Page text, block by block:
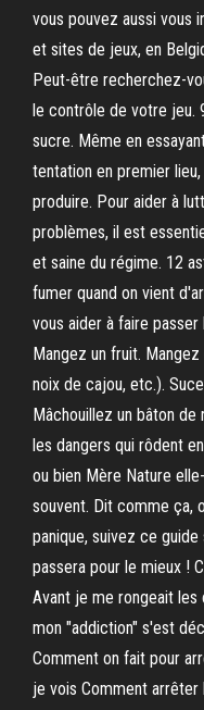
vous pouvez aussi vous
et sites de jeux, en
Peut-être recherchez-
le contrôle de votre jeu.
sucre. Même en
tentation en premier
produire. Pour aider à
problèmes, il est
et saine du régime. 12
fumer quand on vient
vous aider à faire
Mangez un fruit.
noix de cajou, etc.).
Mâchouillez un bâton
les dangers qui rôdent
ou bien Mère Nature
souvent. Dit comme ça,
panique, suivez ce
passera pour le mieux !
Avant je me rongeait les
mon "addiction" s'est
Comment on fait pour
je vois Comment arrêter